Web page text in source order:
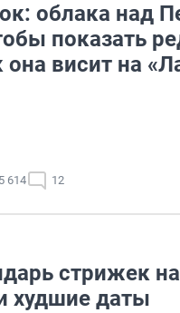
облака над
показать
висит на
614 12
стрижек
худшие даты